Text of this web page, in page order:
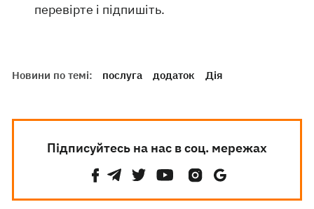
перевірте і підпишіть.
Новини по темі: послуга додаток Дія
Підписуйтесь на нас в соц. мережах